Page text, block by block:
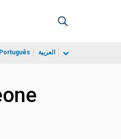
Português العربية